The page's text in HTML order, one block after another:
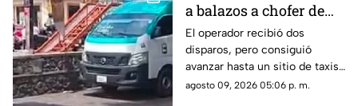
a balazos a chofer de
Ruta 13 en Oaxtepec
El operador recibió dos
disparos, pero consiguió
avanzar hasta un sitio de taxis
donde solicitó ayuda.
agosto 09, 2026 05:06 p. m.